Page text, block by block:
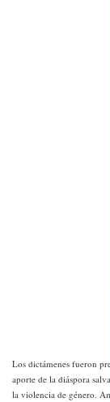
Los dictámenes fueron
aporte de la diáspora
la violencia de género.